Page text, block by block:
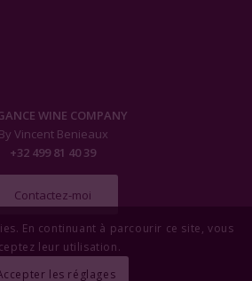
WINE COMPANY
By Vincent Benieaux
+32 499 81 40 39
Contactez-moi
En continuant à parcourir ce site, vous
leur utilisation.
les réglages